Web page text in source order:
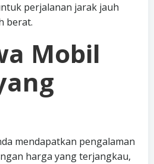
perjalanan jarak jauh
berat.
Mobil
mendapatkan pengalaman
harga yang terjangkau,